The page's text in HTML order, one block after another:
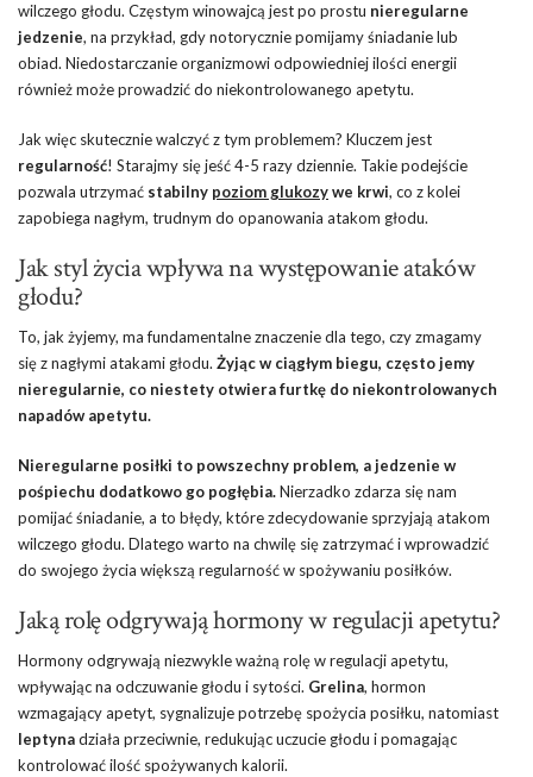
wilczego głodu. Częstym winowajcą jest po prostu nieregularne
jedzenie, na przykład, gdy notorycznie pomijamy śniadanie lub
obiad. Niedostarczanie organizmowi odpowiedniej ilości energii
również może prowadzić do niekontrolowanego apetytu.
Jak więc skutecznie walczyć z tym problemem? Kluczem jest
regularność! Starajmy się jeść 4-5 razy dziennie. Takie podejście
pozwala utrzymać stabilny poziom glukozywe krwi, co z kolei
zapobiega nagłym, trudnym do opanowania atakom głodu.
Jak styl życia wpływa na występowanie ataków
głodu?
To, jak żyjemy, ma fundamentalne znaczenie dla tego, czy zmagamy
się z nagłymi atakami głodu. Żyjąc w ciągłym biegu, często jemy
nieregularnie, co niestety otwiera furtkę do niekontrolowanych
napadów apetytu.
Nieregularne posiłki to powszechny problem, a jedzenie w
pośpiechu dodatkowo go pogłębia.Nierzadko zdarza się nam
pomijać śniadanie, a to błędy, które zdecydowanie sprzyjają atakom
wilczego głodu. Dlatego warto na chwilę się zatrzymać i wprowadzić
do swojego życia większą regularność w spożywaniu posiłków.
Jaką rolę odgrywają hormony w regulacji apetytu?
Hormony odgrywają niezwykle ważną rolę w regulacji apetytu,
wpływając na odczuwanie głodu i sytości. Grelina, hormon
wzmagający apetyt, sygnalizuje potrzebę spożycia posiłku, natomiast
leptynadziała przeciwnie, redukując uczucie głodu i pomagając
kontrolować ilość spożywanych kalorii.